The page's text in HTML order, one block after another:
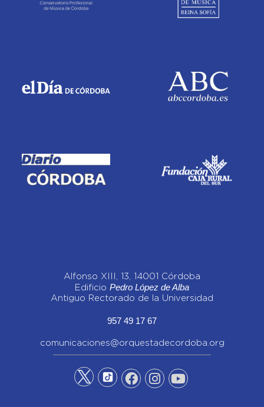
Alfonso XIII, 13, 14001 Córdoba
Edificio Pedro López de Alba
Antiguo Rectorado de la Universidad
957 49 17 67
comunicaciones@orquestadecordoba.org